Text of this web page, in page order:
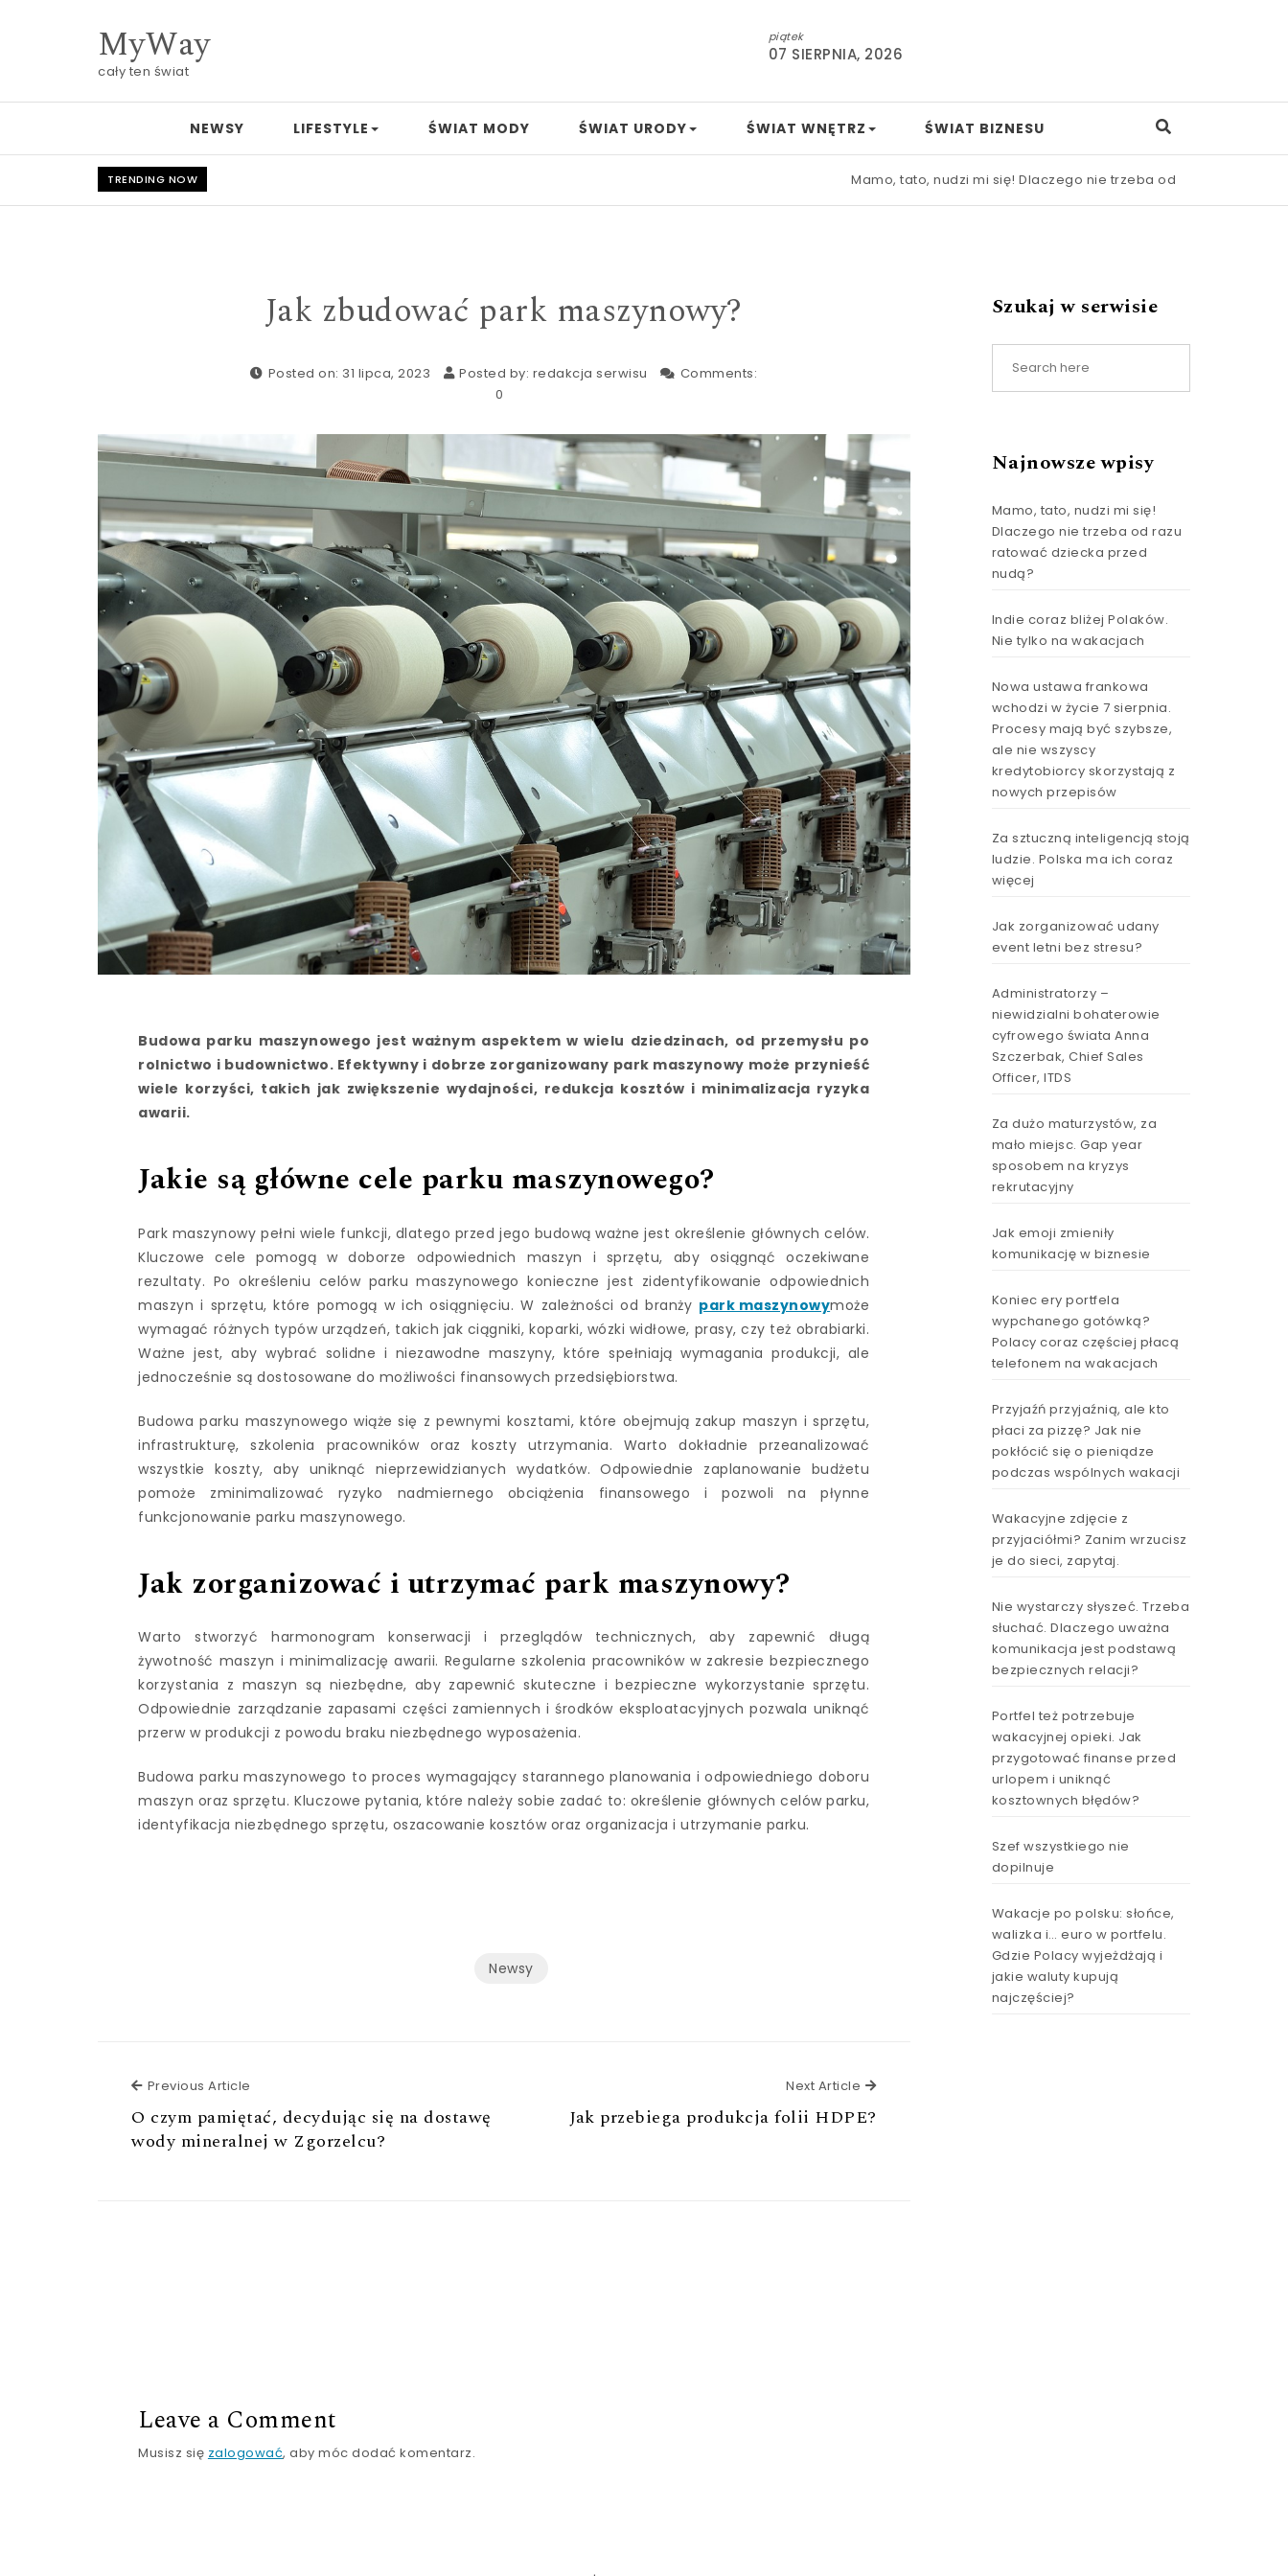
MyWay
cały ten świat
piątek
07 SIERPNIA, 2026
NEWSY LIFESTYLE ŚWIAT MODY ŚWIAT URODY ŚWIAT WNĘTRZ ŚWIAT BIZNESU
TRENDING NOW Mamo, tato, nudzi mi się! Dlaczego nie trzeba od razu ratować dziecka
Jak zbudować park maszynowy?
Posted on: 31 lipca, 2023 Posted by: redakcja serwisu
Comments:
0
Budowa parku maszynowego jest ważnym aspektem w wielu dziedzinach, od przemysłu po
rolnictwo i budownictwo. Efektywny i dobrze zorganizowany park maszynowy może przynieść
wiele korzyści, takich jak zwiększenie wydajności, redukcja kosztów i minimalizacja ryzyka
awarii.
Jakie są główne cele parku maszynowego?
Park maszynowy pełni wiele funkcji, dlatego przed jego budową ważne jest określenie głównych celów.
Kluczowe cele pomogą w doborze odpowiednich maszyn i sprzętu, aby osiągnąć oczekiwane
rezultaty. Po określeniu celów parku maszynowego konieczne jest zidentyfikowanie odpowiednich
maszyn i sprzętu, które pomogą w ich osiągnięciu. W zależności od branży park maszynowymoże
wymagać różnych typów urządzeń, takich jak ciągniki, koparki, wózki widłowe, prasy, czy też obrabiarki.
Ważne jest, aby wybrać solidne i niezawodne maszyny, które spełniają wymagania produkcji, ale
jednocześnie są dostosowane do możliwości finansowych przedsiębiorstwa.
Budowa parku maszynowego wiąże się z pewnymi kosztami, które obejmują zakup maszyn i sprzętu,
infrastrukturę, szkolenia pracowników oraz koszty utrzymania. Warto dokładnie przeanalizować
wszystkie koszty, aby uniknąć nieprzewidzianych wydatków. Odpowiednie zaplanowanie budżetu
pomoże zminimalizować ryzyko nadmiernego obciążenia finansowego i pozwoli na płynne
funkcjonowanie parku maszynowego.
Jak zorganizować i utrzymać park maszynowy?
Warto stworzyć harmonogram konserwacji i przeglądów technicznych, aby zapewnić długą
żywotność maszyn i minimalizację awarii. Regularne szkolenia pracowników w zakresie bezpiecznego
korzystania z maszyn są niezbędne, aby zapewnić skuteczne i bezpieczne wykorzystanie sprzętu.
Odpowiednie zarządzanie zapasami części zamiennych i środków eksploatacyjnych pozwala uniknąć
przerw w produkcji z powodu braku niezbędnego wyposażenia.
Budowa parku maszynowego to proces wymagający starannego planowania i odpowiedniego doboru
maszyn oraz sprzętu. Kluczowe pytania, które należy sobie zadać to: określenie głównych celów parku,
identyfikacja niezbędnego sprzętu, oszacowanie kosztów oraz organizacja i utrzymanie parku.
Newsy
Previous Article
O czym pamiętać, decydując się na dostawę
wody mineralnej w Zgorzelcu?
Next Article Next Article
Jak przebiega produkcja folii HDPE?
Leave a Comment
Musisz się zalogować, aby móc dodać komentarz.
Szukaj w serwisie
Najnowsze wpisy
Mamo, tato, nudzi mi się!
Dlaczego nie trzeba od razu
ratować dziecka przed
nudą?
Indie coraz bliżej Polaków.
Nie tylko na wakacjach
Nowa ustawa frankowa
wchodzi w życie 7 sierpnia.
Procesy mają być szybsze,
ale nie wszyscy
kredytobiorcy skorzystają z
nowych przepisów
Za sztuczną inteligencją stoją
ludzie. Polska ma ich coraz
więcej
Jak zorganizować udany
event letni bez stresu?
Administratorzy –
niewidzialni bohaterowie
cyfrowego świata Anna
Szczerbak, Chief Sales
Officer, ITDS
Za dużo maturzystów, za
mało miejsc. Gap year
sposobem na kryzys
rekrutacyjny
Jak emoji zmieniły
komunikację w biznesie
Koniec ery portfela
wypchanego gotówką?
Polacy coraz częściej płacą
telefonem na wakacjach
Przyjaźń przyjaźnią, ale kto
płaci za pizzę? Jak nie
pokłócić się o pieniądze
podczas wspólnych wakacji
Wakacyjne zdjęcie z
przyjaciółmi? Zanim wrzucisz
je do sieci, zapytaj.
Nie wystarczy słyszeć. Trzeba
słuchać. Dlaczego uważna
komunikacja jest podstawą
bezpiecznych relacji?
Portfel też potrzebuje
wakacyjnej opieki. Jak
przygotować finanse przed
urlopem i uniknąć
kosztownych błędów?
Szef wszystkiego nie
dopilnuje
Wakacje po polsku: słońce,
walizka i… euro w portfelu.
Gdzie Polacy wyjeżdżają i
jakie waluty kupują
najczęściej?